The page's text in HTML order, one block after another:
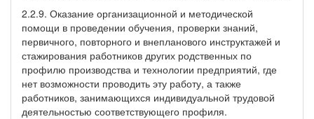
2.2.9. Оказание организационной и методической
помощи в проведении обучения, проверки знаний,
первичного, повторного и внепланового инструктажей и
стажирования работников других родственных по
профилю производства и технологии предприятий, где
нет возможности проводить эту работу, а также
работников, занимающихся индивидуальной трудовой
деятельностью соответствующего профиля.